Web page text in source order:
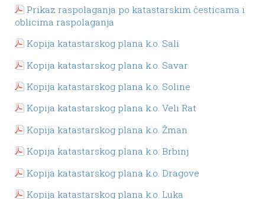
Prikaz raspolaganja po katastarskim česticama i
oblicima raspolaganja
Kopija katastarskog plana k.o. Sali
Kopija katastarskog plana k.o. Savar
Kopija katastarskog plana k.o. Soline
Kopija katastarskog plana k.o. Veli Rat
Kopija katastarskog plana k.o. Žman
Kopija katastarskog plana k.o. Brbinj
Kopija katastarskog plana k.o. Dragove
Kopija katastarskog plana k.o. Luka